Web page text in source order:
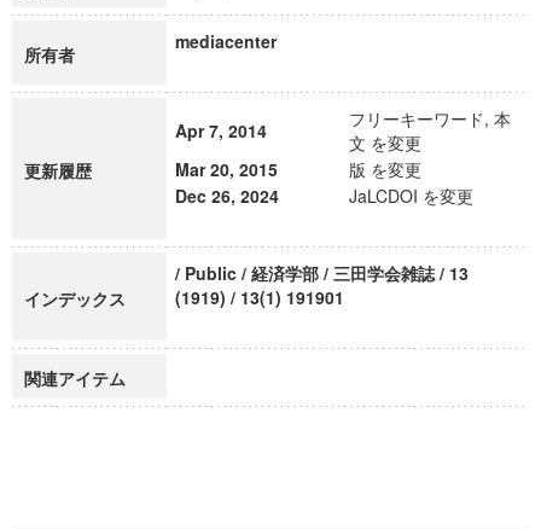
所有者
mediacenter
更新履歴
Apr 7, 2014
フリーキーワード, 本
文 を変更
Mar 20, 2015
版 を変更
Dec 26, 2024
JaLCDOI を変更
インデックス
/ Public / 経済学部 / 三田学会雑誌 / 13
(1919) / 13(1) 191901
関連アイテム